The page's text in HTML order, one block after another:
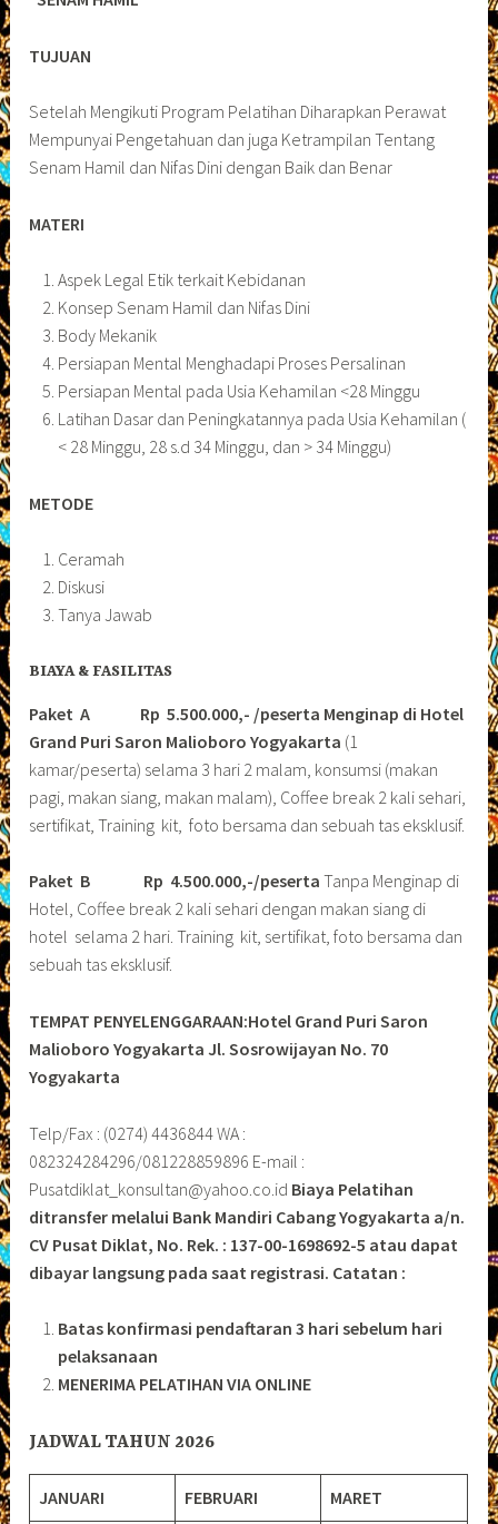
TUJUAN
Setelah Mengikuti Program Pelatihan Diharapkan Perawat
Mempunyai Pengetahuan dan juga Ketrampilan Tentang
Senam Hamil dan Nifas Dini dengan Baik dan Benar
MATERI
Aspek Legal Etik terkait Kebidanan
Konsep Senam Hamil dan Nifas Dini
Body Mekanik
Persiapan Mental Menghadapi Proses Persalinan
Persiapan Mental pada Usia Kehamilan <28 Minggu
Latihan Dasar dan Peningkatannya pada Usia Kehamilan (
< 28 Minggu, 28 s.d 34 Minggu, dan > 34 Minggu)
METODE
Ceramah
Diskusi
Tanya Jawab
BIAYA & FASILITAS
Paket A Rp 5.500.000,- /peserta Menginap di Hotel
Grand Puri Saron Malioboro Yogyakarta (1
kamar/peserta) selama 3 hari 2 malam, konsumsi (makan
pagi, makan siang, makan malam), Coffee break 2 kali sehari,
sertifikat, Training kit, foto bersama dan sebuah tas eksklusif.
Paket B Rp 4.500.000,-/pesertaTanpa Menginap di
Hotel, Coffee break 2 kali sehari dengan makan siang di
hotel selama 2 hari. Training kit, sertifikat, foto bersama dan
sebuah tas eksklusif.
TEMPAT PENYELENGGARAAN:Hotel Grand Puri Saron
Malioboro Yogyakarta Jl. Sosrowijayan No. 70
Yogyakarta
Telp/Fax : (0274) 4436844 WA :
082324284296/081228859896 E-mail :
Pusatdiklat_konsultan@yahoo.co.id Biaya Pelatihan
ditransfer melalui Bank Mandiri Cabang Yogyakarta a/n.
CV Pusat Diklat, No. Rek. : 137-00-1698692-5 atau dapat
dibayar langsung pada saat registrasi. Catatan :
Batas konfirmasi pendaftaran 3 hari sebelum hari
pelaksanaan
MENERIMA PELATIHAN VIA ONLINE
JADWAL TAHUN 2026
JANUARI FEBRUARI MARET